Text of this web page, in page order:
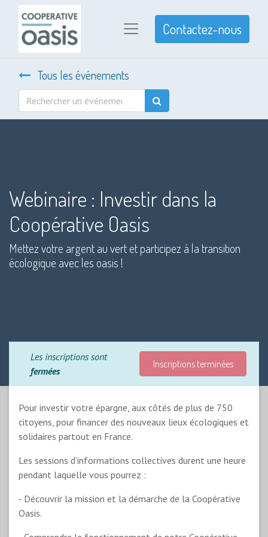
Contactez-nous
Tous les événements
Webinaire : Investir dans la
Coopérative Oasis
Mettez votre argent au vert et participez à la transition
écologique avec les oasis !​​
Les inscriptions sont
fermées
Inscriptions terminées
Pour investir votre épargne, aux côtés de plus de 750
citoyens, pour financer des nouveaux lieux écologiques et
solidaires partout en France.
Les sessions d’informations collectives durent une heure
pendant laquelle vous pourrez :
- Découvrir la mission et la démarche de la Coopérative
Oasis.